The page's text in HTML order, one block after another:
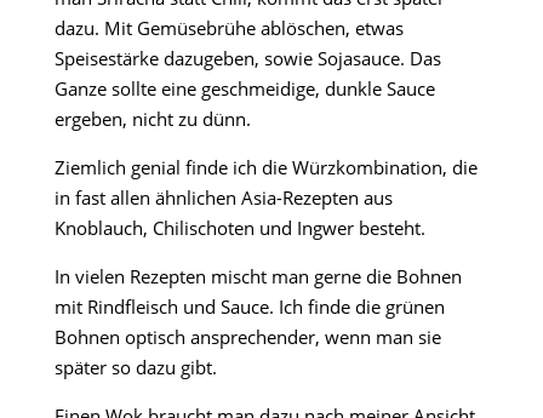
dazu. Mit Gemüsebrühe ablöschen, etwas
Speisestärke dazugeben, sowie Sojasauce. Das
Ganze sollte eine geschmeidige, dunkle Sauce
ergeben, nicht zu dünn.
Ziemlich genial finde ich die Würzkombination, die
in fast allen ähnlichen Asia-Rezepten aus
Knoblauch, Chilischoten und Ingwer besteht.
In vielen Rezepten mischt man gerne die Bohnen
mit Rindfleisch und Sauce. Ich finde die grünen
Bohnen optisch ansprechender, wenn man sie
später so dazu gibt.